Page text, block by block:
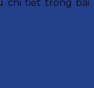
chi tiết trong bài